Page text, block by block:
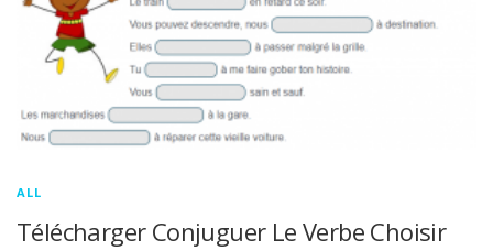
ALL
Télécharger Conjuguer Le Verbe Choisir